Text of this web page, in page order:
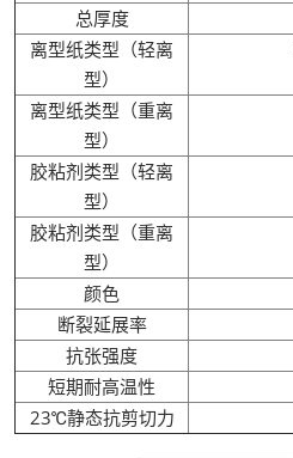
总厚度
离型纸类型（轻离
型）
离型纸类型（重离
型）
胶粘剂类型（轻离
型）
胶粘剂类型（重离
型）
颜色
断裂延展率
抗张强度
短期耐高温性
23℃静态抗剪切力